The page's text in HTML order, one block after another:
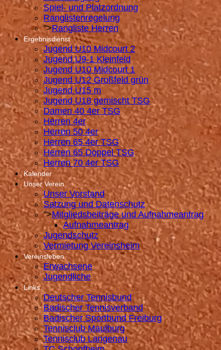
Spiel- und Platzordnung
Ranglistenregelung
">Rangliste Herren
Ergebnisdienst
Jugend U10 Midcourt 2
Jugend U9-1 Kleinfeld
Jugend U10 Midcourt 1
Jugend U12 Großfeld grün
Jugend U15 m
Jugend U18 gemischt TSG
Damen 40 4er TSG
Herren 4er
Herren 50 4er
Herren 65 4er TSG
Herren 65 Doppel TSG
Herren 70 4er TSG
Kalender
Unser Verein
Unser Vorstand
Satzung und Datenschutz
">Mitgliedsbeiträge und Aufnahmeantrag
Aufnahmeantrag
Jugendschutz
Vermietung Vereinsheim
Vereinsleben
Erwachsene
Jugendliche
Links
Deutscher Tennisbund
Badischer Tennisverband
Badischer Sportbund Freiburg
Tennisclub Maulburg
Tennisclub Langenau